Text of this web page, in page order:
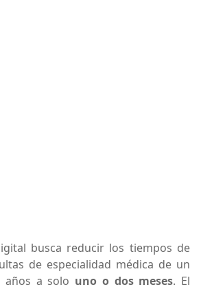
busca reducir los tiempos de
de especialidad médica de un
a solo uno o dos meses. El